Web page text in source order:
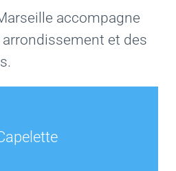
accompagne
arrondissement et des